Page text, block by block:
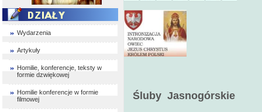
Wydarzenia
Artykuły
Homilie, konferencje, teksty w
formie dzwiękowej
Homilie konferencje w formie
filmowej
Śluby Jasnogórskie